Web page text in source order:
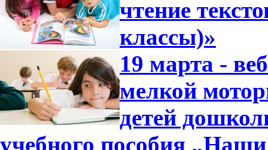
чтение
классы)»
19 марта -
мелкой
детей
учебного пособия